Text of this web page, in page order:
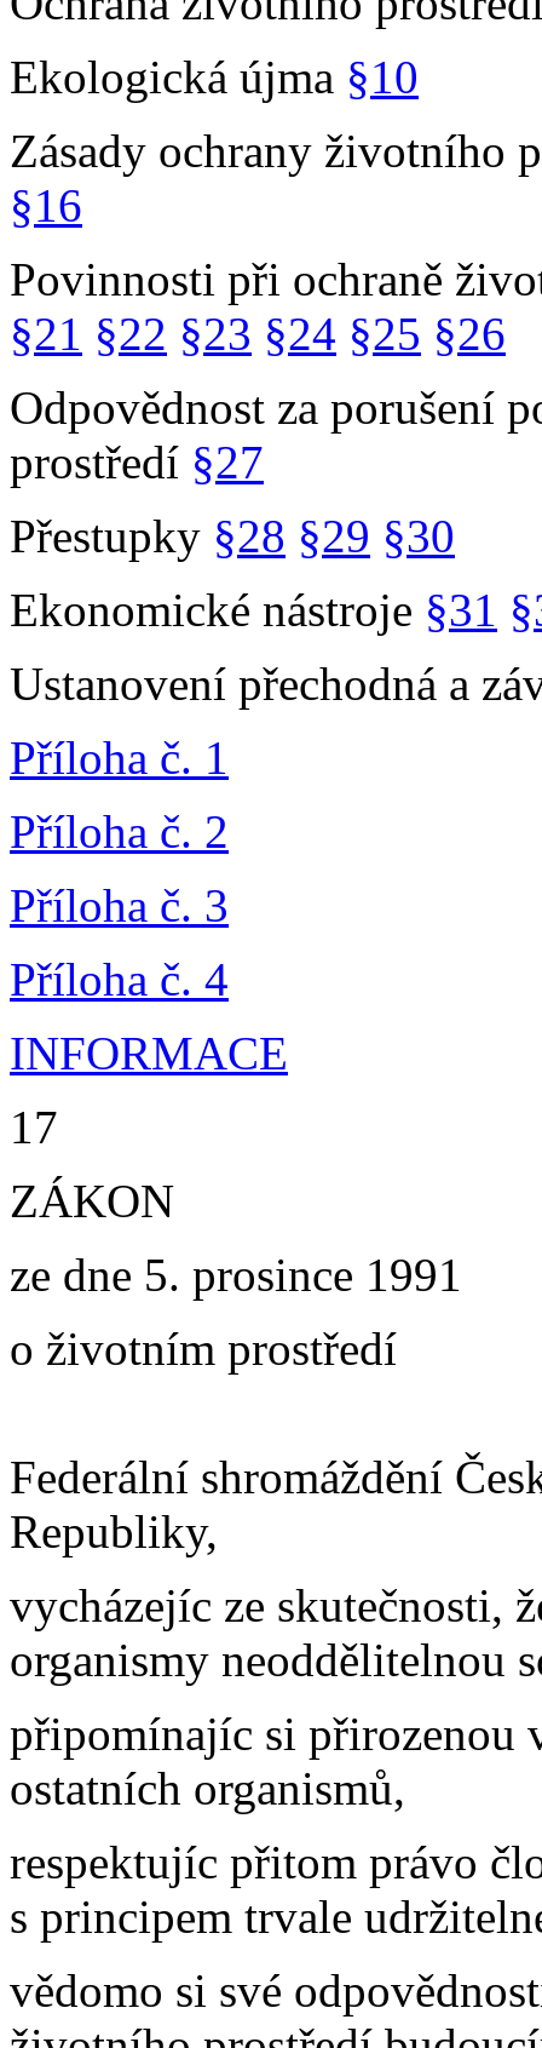
Ekologická újma §10
Zásady ochrany životního
§16
Povinnosti při ochraně
§21 §22 §23 §24 §25 §26
Odpovědnost za porušení
prostředí §27
Přestupky §28 §29 §30
Ekonomické nástroje §31
Ustanovení přechodná a
Příloha č. 1
Příloha č. 2
Příloha č. 3
Příloha č. 4
INFORMACE
17
ZÁKON
ze dne 5. prosince 1991
o životním prostředí
Federální shromáždění
Republiky,
vycházejíc ze skutečnosti,
organismy neoddělitelnou
připomínajíc si přirozenou
ostatních organismů,
respektujíc přitom právo
s principem trvale
vědomo si své